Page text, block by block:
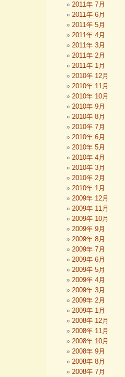
2011年 7月
2011年 6月
2011年 5月
2011年 4月
2011年 3月
2011年 2月
2011年 1月
2010年 12月
2010年 11月
2010年 10月
2010年 9月
2010年 8月
2010年 7月
2010年 6月
2010年 5月
2010年 4月
2010年 3月
2010年 2月
2010年 1月
2009年 12月
2009年 11月
2009年 10月
2009年 9月
2009年 8月
2009年 7月
2009年 6月
2009年 5月
2009年 4月
2009年 3月
2009年 2月
2009年 1月
2008年 12月
2008年 11月
2008年 10月
2008年 9月
2008年 8月
2008年 7月